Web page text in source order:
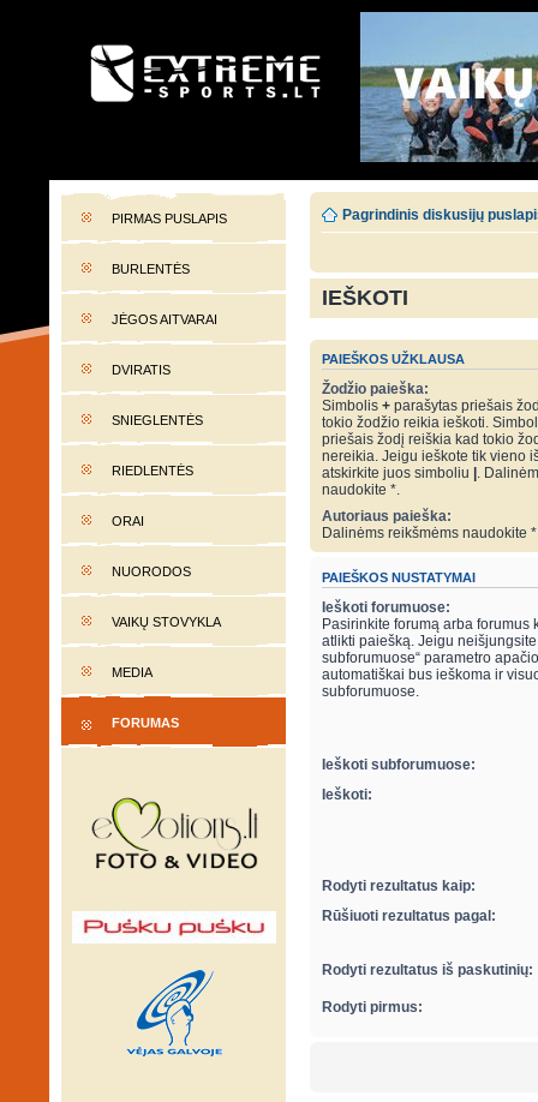
EXTREME-SPORTS.LT
PIRMAS PUSLAPIS
BURLENTĖS
JĖGOS AITVARAI
DVIRATIS
SNIEGLENTĖS
RIEDLENTĖS
ORAI
NUORODOS
VAIKŲ STOVYKLA
MEDIA
FORUMAS
Pagrindinis diskusijų
IEŠKOTI
PAIEŠKOS UŽKLAUSA
Žodžio paieška:
Simbolis + parašytas priešais
tokio žodžio reikia ieškoti.
priešais žodį reiškia kad tokio
nereikia. Jeigu ieškote tik vieno
atskirkite juos simboliu .
naudokite *.
Autoriaus paieška:
Dalinėms reikšmėms naudokite
PAIEŠKOS NUSTATYMAI
Ieškoti forumuose:
Pasirinkite forumą arba forumus
atlikti paiešką. Jeigu neišjungsite
subforumuose“ parametro
automatiškai bus ieškoma ir
subforumuose.
Ieškoti subforumuose:
Ieškoti:
Rodyti rezultatus kaip:
Rūšiuoti rezultatus pagal:
Rodyti rezultatus iš paskutinių:
Rodyti pirmus: